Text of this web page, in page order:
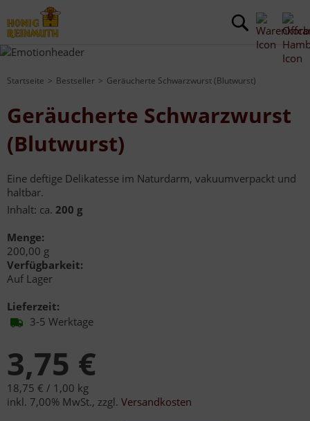
Startseite Bestseller Geräucherte Schwarzwurst (Blutwurst)
Geräucherte Schwarzwurst
(Blutwurst)
Eine deftige Delikatesse im Naturdarm, vakuumverpackt und
haltbar.
Inhalt: ca. 200 g
Menge:
200,00 g
Verfügbarkeit:
Auf Lager
Lieferzeit:
3-5 Werktage
3,75 €
18,75 € / 1,00 kg
inkl. 7,00% MwSt., zzgl. Versandkosten